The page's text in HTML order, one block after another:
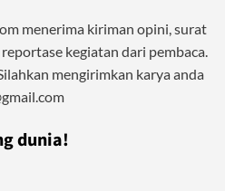
menerima kiriman opini, surat
kegiatan dari pembaca.
mengirimkan karya anda
dunia!